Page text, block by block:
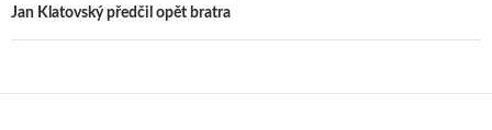
příspěvek
Jan Klatovský předčil opět bratra